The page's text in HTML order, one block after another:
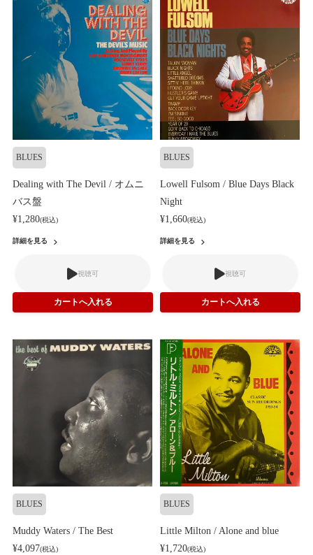
BLUES
Dealing with The Devil / オムニ
バス盤
¥1,280(税込)
詳細を見る
視聴可
BLUES
Lowell Fulsom / Blue Days Black
Night
¥1,660(税込)
詳細を見る
視聴可
BLUES
Muddy Waters / The Best
¥4,097(税込)
BLUES
Little Milton / Alone and blue
¥1,720(税込)